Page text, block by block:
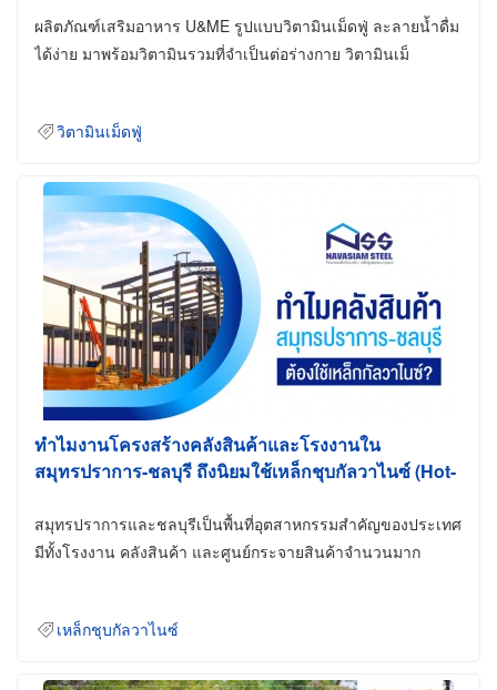
ผลิตภัณฑ์เสริมอาหาร U&ME รูปแบบวิตามินเม็ดฟู่ ละลายน้ำดื่ม
ได้ง่าย มาพร้อมวิตามินรวมที่จำเป็นต่อร่างกาย วิตามินเม็
วิตามินเม็ดฟู่
ทำไมงานโครงสร้างคลังสินค้าและโรงงานใน
สมุทรปราการ-ชลบุรี ถึงนิยมใช้เหล็กชุบกัลวาไนซ์ (Hot-
สมุทรปราการและชลบุรีเป็นพื้นที่อุตสาหกรรมสำคัญของประเทศ
มีทั้งโรงงาน คลังสินค้า และศูนย์กระจายสินค้าจำนวนมาก
เหล็กชุบกัลวาไนซ์